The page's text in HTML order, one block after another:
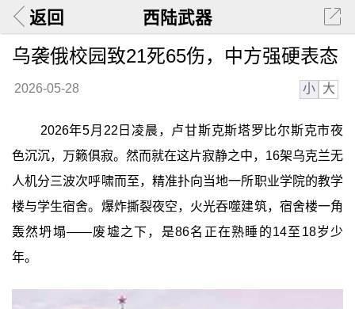
返回 西陆武器
乌袭俄校园致21死65伤，中方强硬表态
2026-05-28 小 大
2026年5月22日凌晨，卢甘斯克斯塔罗比尔斯克市夜
色沉沉，万籁俱寂。然而就在这片寂静之中，16架乌克兰无
人机分三波次呼啸而至，精准扑向当地一所职业学院的教学
楼与学生宿舍。爆炸撕裂夜空，火光吞噬建筑，宿舍楼一角
轰然坍塌——废墟之下，是86名正在熟睡的14至18岁少
年。